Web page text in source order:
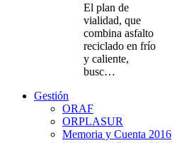
El plan de
vialidad, que
combina asfalto
reciclado en frío
y caliente,
busc…
Gestión
ORAF
ORPLASUR
Memoria y Cuenta 2016